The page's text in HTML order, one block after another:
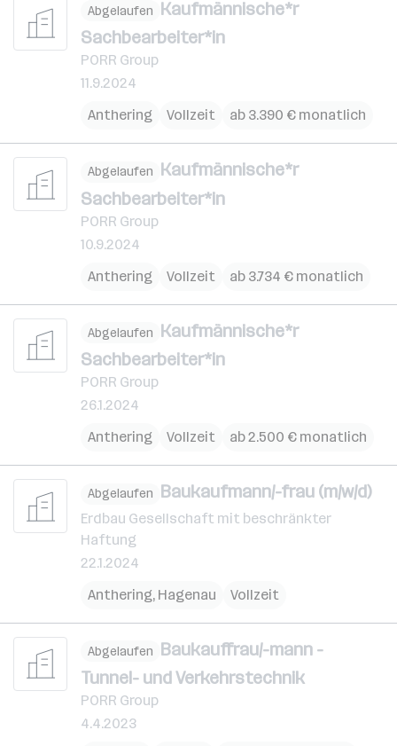
Abgelaufen Kaufmännische*r
Sachbearbeiter*in
PORR Group
11.9.2024
Anthering
Vollzeit ab 3.390 € monatlich
Abgelaufen Kaufmännische*r
Sachbearbeiter*in
PORR Group
10.9.2024
Anthering
Vollzeit ab 3.734 € monatlich
Abgelaufen Kaufmännische*r
Sachbearbeiter*in
PORR Group
26.1.2024
Anthering
Vollzeit ab 2.500 € monatlich
Abgelaufen Baukaufmann/-frau (m/w/d)
Erdbau Gesellschaft mit beschränkter
Haftung
22.1.2024
Anthering, Hagenau Vollzeit
Abgelaufen Baukauffrau/-mann -
Tunnel- und Verkehrstechnik
PORR Group
4.4.2023